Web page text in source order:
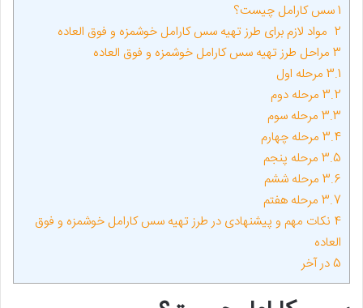
1سس کارامل چیست؟
2 مواد لازم برای طرز تهیه سس کارامل خوشمزه و فوق العاده
3 مراحل طرز تهیه سس کارامل خوشمزه و فوق العاده
3.1 مرحله اول
3.2 مرحله دوم
3.3 مرحله سوم
3.4 مرحله چهارم
3.5 مرحله پنجم
3.6 مرحله ششم
3.7 مرحله هفتم
4 نکات مهم و پیشنهادی در طرز تهیه سس کارامل خوشمزه و فوق
العاده
5در آخر